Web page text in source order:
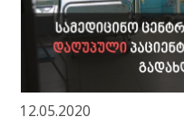
12.05.2020